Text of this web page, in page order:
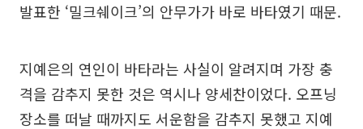
발표한 ‘밀크쉐이크’의 안무가가 바로 바타였기 때문.
지예은의 연인이 바타라는 사실이 알려지며 가장 충
격을 감추지 못한 것은 역시나 양세찬이었다. 오프닝
장소를 떠날 때까지도 서운함을 감추지 못했고 지예